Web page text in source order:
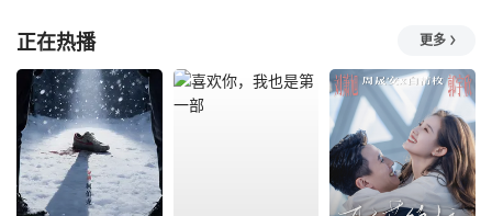
正在热播 更多